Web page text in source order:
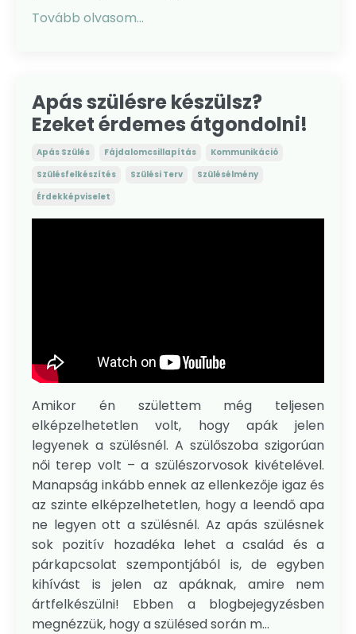
Tovább olvasom...
Apás szülésre készülsz?
Ezeket érdemes átgondolni!
Apás Szülés Fájdalomcsillapítás
Kommunikáció
Szülésfelkészítés
Szülési Terv
Szülésélmény
Érdekképviselet
Amikor én születtem még teljesen
elképzelhetetlen volt, hogy apák jelen
legyenek a szülésnél. A szülőszoba szigorúan
női terep volt – a szülészorvosok kivételével.
Manapság inkább ennek az ellenkezője igaz és
az szinte elképzelhetetlen, hogy a leendő apa
ne legyen ott a szülésnél. Az apás szülésnek
sok pozitív hozadéka lehet a család és a
párkapcsolat szempontjából is, de egyben
kihívást is jelen az apáknak, amire nem
ártfelkészülni! Ebben a blogbejegyzésben
megnézzük, hogy a szülésed során m...